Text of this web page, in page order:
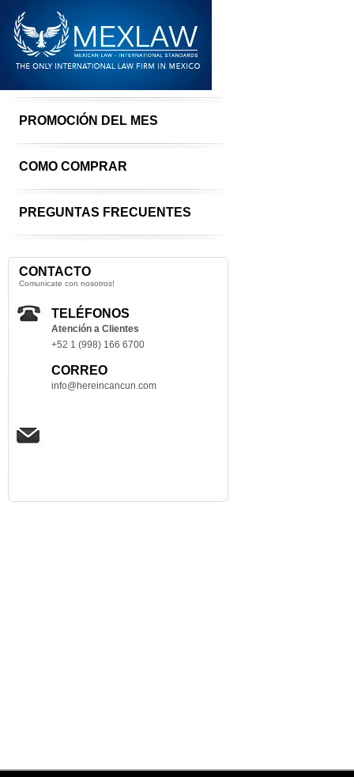
PROMOCIÓN DEL MES
COMO COMPRAR
PREGUNTAS FRECUENTES
CONTACTO
Comunicate con nosotros!
TELÉFONOS
Atención a Clientes
+52 1 (998) 166 6700
CORREO
info@hereincancun.com